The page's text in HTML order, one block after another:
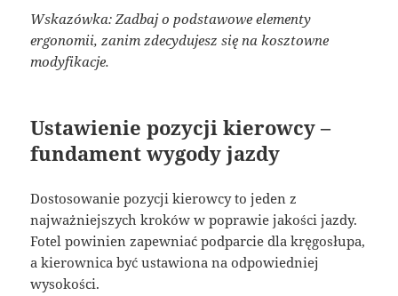
Wskazówka: Zadbaj o podstawowe elementy
ergonomii, zanim zdecydujesz się na kosztowne
modyfikacje.
Ustawienie pozycji kierowcy –
fundament wygody jazdy
Dostosowanie pozycji kierowcy to jeden z
najważniejszych kroków w poprawie jakości jazdy.
Fotel powinien zapewniać podparcie dla kręgosłupa,
a kierownica być ustawiona na odpowiedniej
wysokości.